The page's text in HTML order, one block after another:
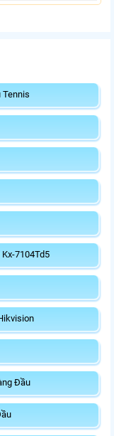
Tennis
7104Td5
Đầu